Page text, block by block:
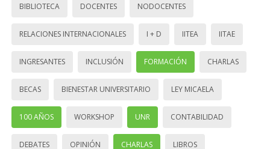
BIBLIOTECA DOCENTES NODOCENTES
RELACIONES INTERNACIONALES I + D IITEA IITAE
INGRESANTES INCLUSIÓN FORMACIÓN CHARLAS
BECAS BIENESTAR UNIVERSITARIO LEY MICAELA
100 AÑOS WORKSHOP UNR CONTABILIDAD
DEBATES OPINIÓN CHARLAS LIBROS